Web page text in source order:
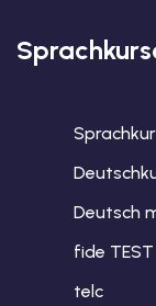
Deutsch
fide TEST
telc